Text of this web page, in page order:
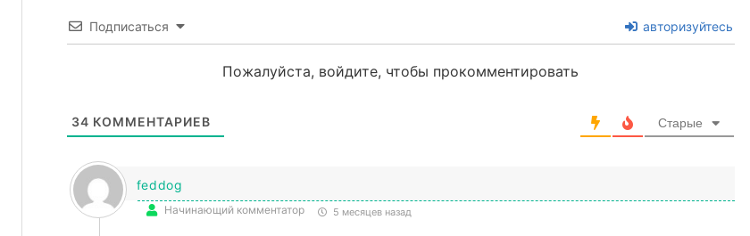
Подписаться авторизуйтесь
Пожалуйста, войдите, чтобы прокомментировать
34 КОММЕНТАРИЕВ Старые
feddog
Начинающий комментатор 5 месяцев назад